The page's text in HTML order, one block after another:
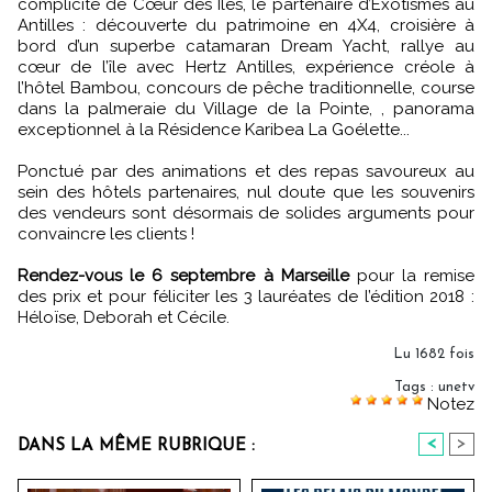
Antilles : découverte du patrimoine en 4X4, croisière à
bord d’un superbe catamaran Dream Yacht, rallye au
cœur de l’île avec Hertz Antilles, expérience créole à
l’hôtel Bambou, concours de pêche traditionnelle, course
dans la palmeraie du Village de la Pointe, , panorama
exceptionnel à la Résidence Karibea La Goélette...
Ponctué par des animations et des repas savoureux au
sein des hôtels partenaires, nul doute que les souvenirs
des vendeurs sont désormais de solides arguments pour
convaincre les clients !
Rendez-vous le 6 septembre à Marseillepour la remise
des prix et pour féliciter les 3 lauréates de l’édition 2018 :
Héloïse, Deborah et Cécile.
Lu 1682 fois
Tags : unetv
Notez
DANS LA MÊME RUBRIQUE : < >